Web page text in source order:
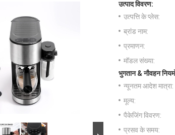
उत्पाद विवरण:
उत्पत्ति के प्लेस:
ब्रांड नाम:
प्रमाणन:
मॉडल संख्या:
भुगतान & नौवहन
न्यूनतम आदेश मात्रा:
मूल्य:
पैकेजिंग विवरण:
प्रसव के समय: